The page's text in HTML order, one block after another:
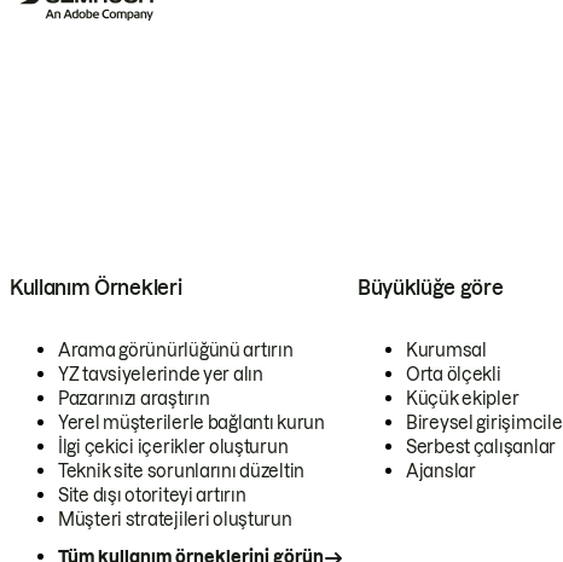
Kullanım Örnekleri
Arama görünürlüğünü artırın
YZ tavsiyelerinde yer alın
Pazarınızı araştırın
Yerel müşterilerle bağlantı kurun
İlgi çekici içerikler oluşturun
Teknik site sorunlarını düzeltin
Site dışı otoriteyi artırın
Müşteri stratejileri oluşturun
Tüm kullanım örneklerini görün
Büyüklüğe göre
Kurumsal
Orta ölçekli
Küçük ekipler
Bireysel
Serbest çalışanlar
Ajanslar